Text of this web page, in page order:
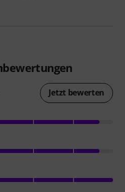
Jetzt bewerten